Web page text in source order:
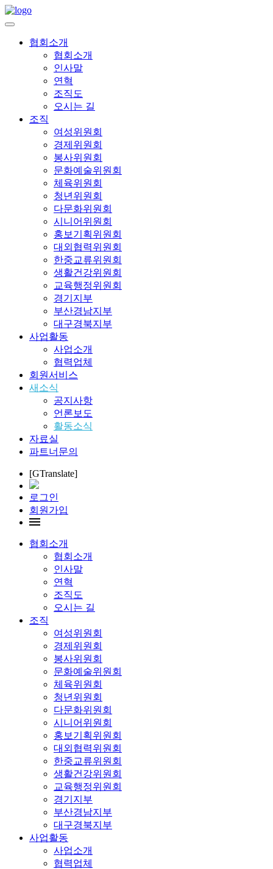
협회소개
협회소개
인사말
연혁
조직도
오시는 길
조직
여성위원회
경제위원회
봉사위원회
문화예술위원회
체육위원회
청년위원회
다문화위원회
시니어위원회
홍보기획위원회
대외협력위원회
한중교류위원회
생활건강위원회
교육행정위원회
경기지부
부산경남지부
대구경북지부
사업활동
사업소개
협력업체
회원서비스
새소식
공지사항
언론보도
활동소식
자료실
파트너문의
[GTranslate]
로그인
회원가입
협회소개
협회소개
인사말
연혁
조직도
오시는 길
조직
여성위원회
경제위원회
봉사위원회
문화예술위원회
체육위원회
청년위원회
다문화위원회
시니어위원회
홍보기획위원회
대외협력위원회
한중교류위원회
생활건강위원회
교육행정위원회
경기지부
부산경남지부
대구경북지부
사업활동
사업소개
협력업체